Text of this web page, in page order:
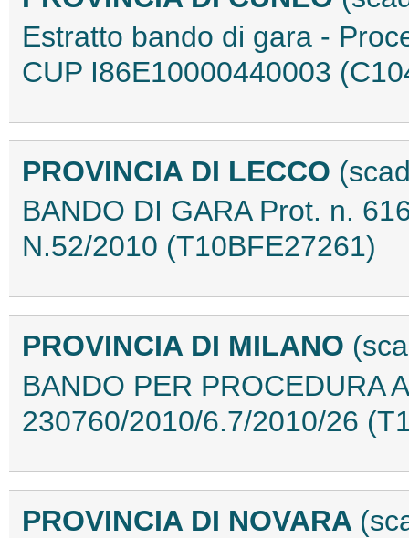
Estratto bando di gara -
CUP I86E10000440003
PROVINCIA DI LECCO
BANDO DI GARA Prot. n.
N.52/2010 (T10BFE27261)
PROVINCIA DI MILANO
BANDO PER PROCEDURA
230760/2010/6.7/2010/26
PROVINCIA DI NOVARA